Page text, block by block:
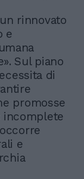
rinnovato
e
Sul piano
di
promosse
incomplete
e